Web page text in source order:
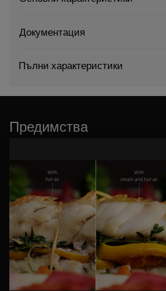
Документация
Пълни характеристики
Предимства